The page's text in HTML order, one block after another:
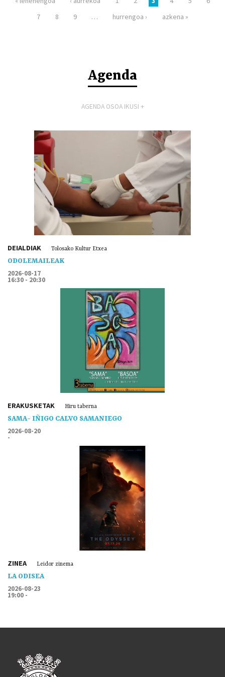
7
8 9 … hurrengoa › azkena »
Agenda
AGENDA OSOA IKUSI +
DEIALDIAK Tolosako Kultur Etxea
ODOLEMAILEAK
2026-08-17
16:30 - 20:30
ERAKUSKETAK Hiru taberna
SAMA- IÑIGO CALVO SAMANIEGO
2026-08-20
-
ZINEA Leidor zinema
LA ODISEA
2026-08-23
19:00 -